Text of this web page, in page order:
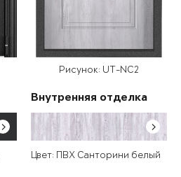
Рисунок: UT-NC2
Внутренняя отделка
Цвет: ПВХ Санторини белый